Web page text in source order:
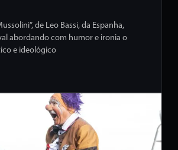
de Leo Bassi, da Espanha,
abordando com humor e ironia o
e ideológico